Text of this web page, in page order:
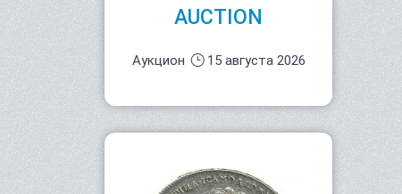
AUCTION
Аукцион 15 августа 2026